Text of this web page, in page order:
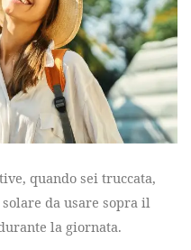
quando sei truccata,
da usare sopra il
la giornata.